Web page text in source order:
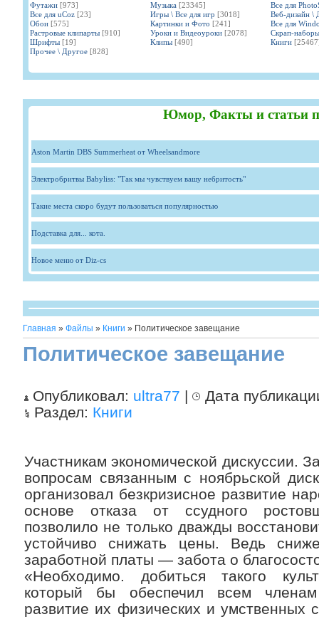
Футажи [973] Музыка [23345]
Все для
Все для uCoz [23] Игры \ Все для игр [3018]
Веб-дизайн \
Обои [575] Картинки и Фото [241]
Все для
Растровые клипарты [910] Уроки и Видеоуроки [2078]
Скрап-наборы
Шрифты [19] Клипы [490] Книги
Прочее \ Другое [828]
Юмор, Факты и статьи
Aston Martin DBS Summerheat от Wheelsandmore
Электробритвы Babyliss: "Так мы чувствуем вашу небритость"
Такие места скоро будут пользоваться популярностью
Подставка для... кота.
Новое меню от Diz-cs
Главная » Файлы » Книги » Политическое завещание
Политическое завещание
Опубликовал: ultra77 |
Дата
Раздел: Книги
Участникам экономической дискуссии.
вопросам связанным с ноябрьской
организовал безкризисное развитие
основе отказа от ссудного
позволило не только дважды
устойчиво снижать цены. Ведь
заработной платы — забота о
«Необходимо. добиться такого
который бы обеспечил всем
развитие их физических и умственных